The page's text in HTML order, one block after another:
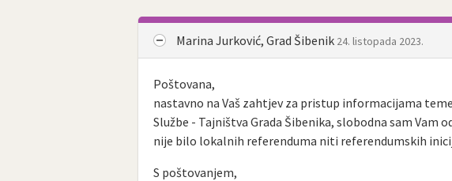
Marina Jurković, Grad Šibenik 24. listopada 2023.
Poštovana,
nastavno na Vaš zahtjev za pristup informacijama
Službe - Tajništva Grada Šibenika, slobodna sam Vam
nije bilo lokalnih referenduma niti referendumskih
S poštovanjem,